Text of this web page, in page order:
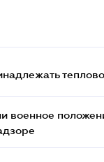
военное